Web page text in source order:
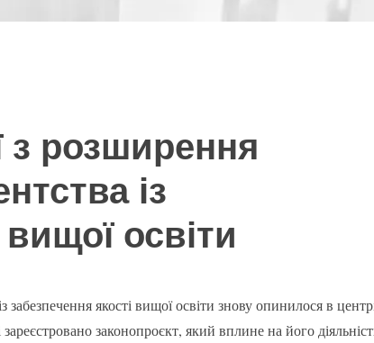
з розширення
із
освіти
забезпечення якості вищої освіти знову опинилося в
законопроєкт, який вплине на його